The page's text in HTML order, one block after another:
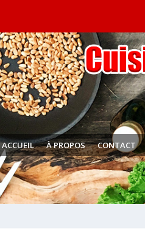
ACCUEIL À PROPOS CONTACT